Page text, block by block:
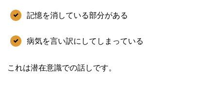
記憶を消している部分がある
病気を言い訳にしてしまっている
これは潜在意識での話しです。